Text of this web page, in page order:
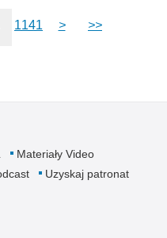
1141 > >>
Materiały Video
Uzyskaj patronat